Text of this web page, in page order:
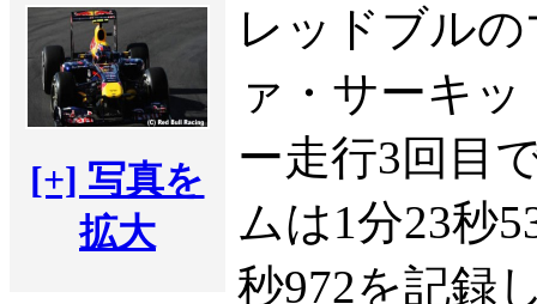
[+] 写真を
拡大
レッドブル
ァ・サーキ
ー走行3回目
ムは1分23秒
秒972を記録